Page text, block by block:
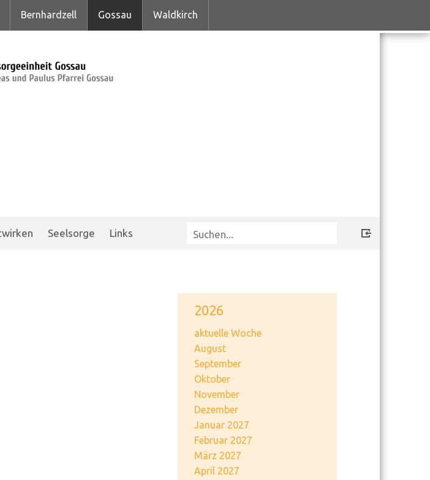
Bernhardzell Gossau Waldkirch
Seelsorge Links
2026
aktuelle Woche
August
September
Oktober
November
Dezember
Januar 2027
Februar 2027
März 2027
April 2027